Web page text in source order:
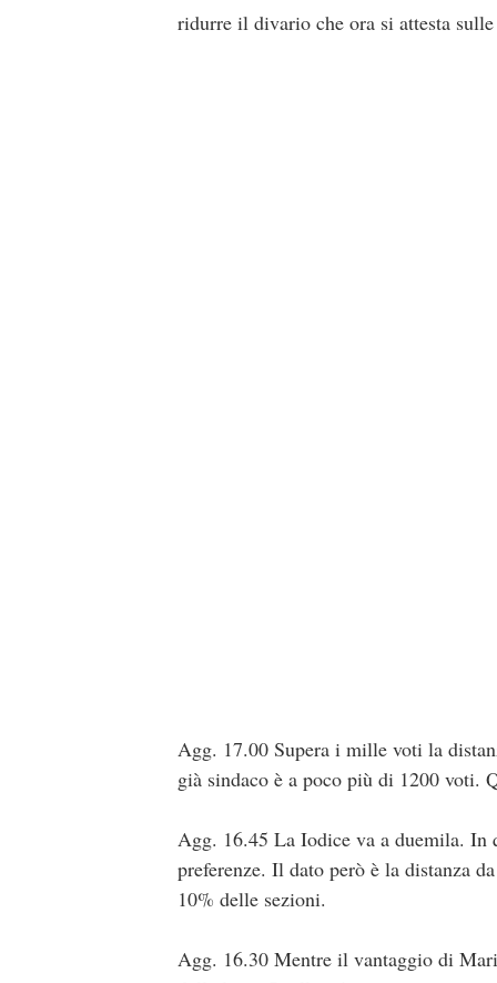
ridurre il divario che ora si attesta
Agg. 17.00 Supera i mille voti la
già sindaco è a poco più di 1200 voti.
Agg. 16.45 La Iodice va a duemila. In
preferenze. Il dato però è la distanza
10% delle sezioni.
Agg. 16.30 Mentre il vantaggio di